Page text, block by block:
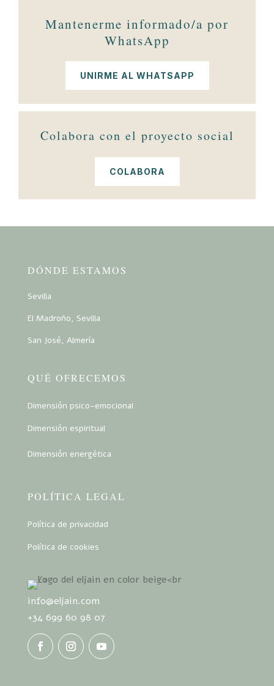
Mantenerme informado/a por
WhatsApp
UNIRME AL WHATSAPP
Colabora con el proyecto social
COLABORA
DÓNDE ESTAMOS
Sevilla
El Madroño, Sevilla
San José, Almería
QUÉ OFRECEMOS
Dimensión psico-emocional
Dimensión espiritual
Dimensión energética
POLÍTICA LEGAL
Política de privacidad
Política de cookies
info@eljain.com
+34 699 60 98 07